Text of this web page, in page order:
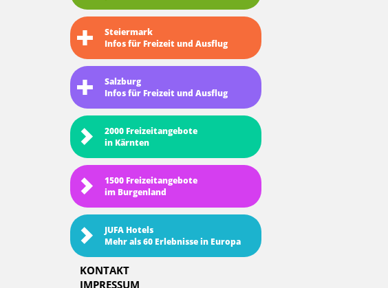
Steiermark
Infos für Freizeit und Ausflug
Salzburg
Infos für Freizeit und Ausflug
2000 Freizeitangebote
in Kärnten
1500 Freizeitangebote
im Burgenland
JUFA Hotels
Mehr als 60 Erlebnisse in Europa
KONTAKT
IMPRESSUM